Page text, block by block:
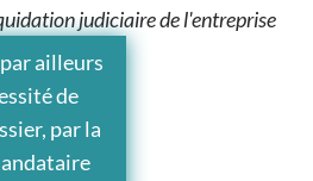
judiciaire de l'entreprise
ailleurs
de
par la